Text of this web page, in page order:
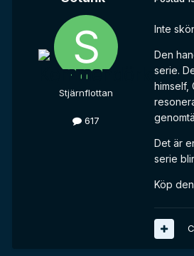
Stjärnflottan
617
Inte
Den
serie.
himself,
Det är
serie
Köp